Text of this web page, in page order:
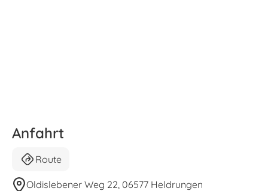
Anfahrt
Route
Oldislebener Weg 22, 06577 Heldrungen